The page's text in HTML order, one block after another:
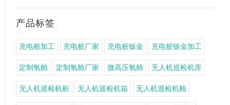
产品标签
充电桩加工 充电桩厂家 充电桩钣金 充电桩钣金加工
定制氧舱 定制氧舱厂家 微高压氧舱 无人机巡检机库
无人机巡检机柜 无人机巡检机箱 无人机巡检机舱